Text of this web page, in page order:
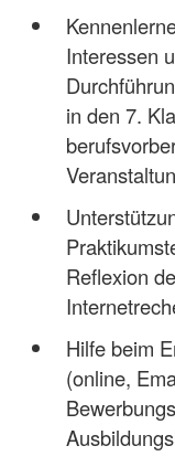
Interessen
in den 7.
Reflexion
Hilfe beim
(online,